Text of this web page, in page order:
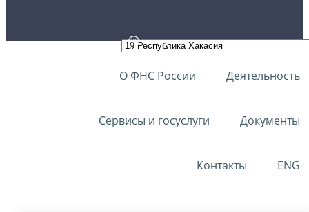
О ФНС России Деятельность
Сервисы и госуслуги Документы
Контакты ENG